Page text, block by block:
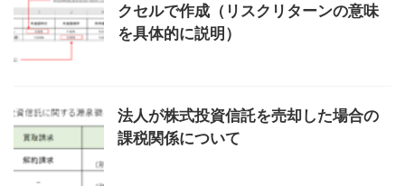
クセルで作成（リスクリターンの意味
を具体的に説明）
法人が株式投資信託を売却した場合の
課税関係について